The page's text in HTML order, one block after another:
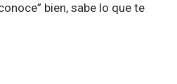
bien, sabe lo que te